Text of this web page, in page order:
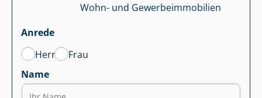
Wohn- und Ge­wer­be­im­mo­bi­li­en
Anrede
Herr
Frau
Name